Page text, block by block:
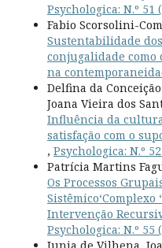
Psychologica: N.º 51
Fabio Scorsolini-
Sustentabilidade
conjugalidade
na
Delfina da
Joana Vieira dos
Influência da
satisfação com o
, Psychologica: N.º
Patrícia Martins
Os Processos
Intervenção
Psychologica: N.º 55